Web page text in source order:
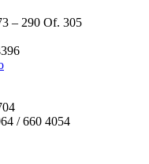
– 290 Of. 305
/ 660 4054